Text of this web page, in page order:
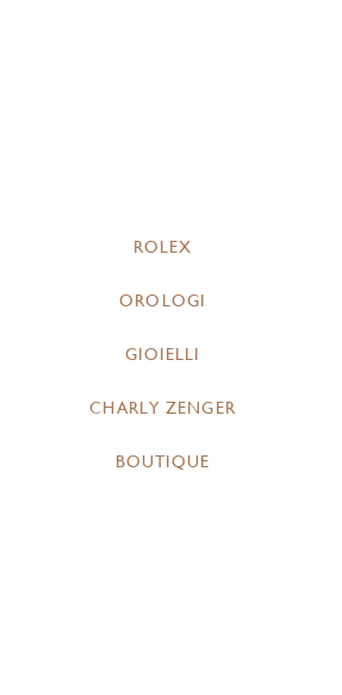
ROLEX
OROLOGI
GIOIELLI
CHARLY ZENGER
BOUTIQUE